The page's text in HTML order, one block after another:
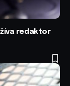
redaktor